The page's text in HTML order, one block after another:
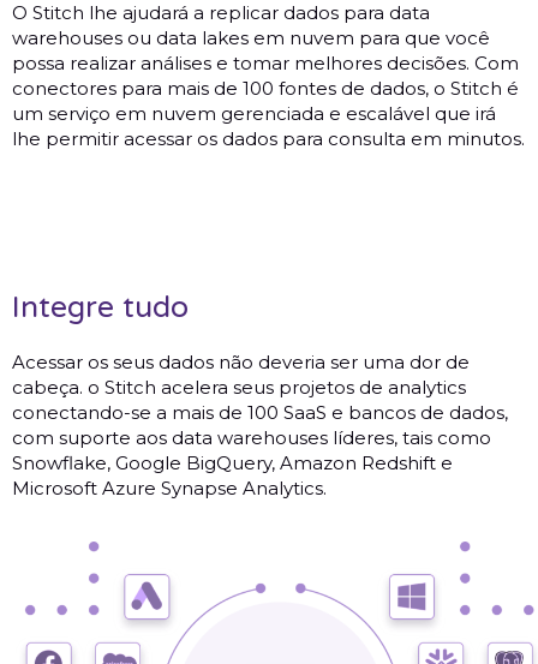
O Stitch lhe ajudará a replicar dados para data
warehouses ou data lakes em nuvem para que você
possa realizar análises e tomar melhores decisões. Com
conectores para mais de 100 fontes de dados, o Stitch é
um serviço em nuvem gerenciada e escalável que irá
lhe permitir acessar os dados para consulta em minutos.
Integre tudo
Acessar os seus dados não deveria ser uma dor de
cabeça. o Stitch acelera seus projetos de analytics
conectando-se a mais de 100 SaaS e bancos de dados,
com suporte aos data warehouses líderes, tais como
Snowflake, Google BigQuery, Amazon Redshift e
Microsoft Azure Synapse Analytics.